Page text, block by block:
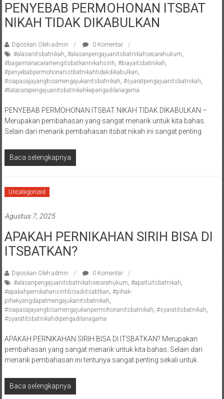
Pengacara
Perceraian/
/
Konsultan
Hukum
/
Konsultan
Hukum
Pajak/
Mediator/
Yogyakarta/Bantul/Sleman/Gunung
Kidul/Wonosari/Wates/Kulonprogo/
Yogyakarta/Jogja/
kalten/Solo/
Sukoharjo/
Batang/Brebes/
Purworejo,
Batu/
Blitar/Surabaya/Palembang/
Bekasi/Jakarta
selatan/
Jakarta
Utara/
Jakarta
Pusat/
Lampung
Barat/
PENYEBAB PERMOHONAN ITSBAT
NIKAH TIDAK DIKABULKAN
Diposkan Oleh:admin
0 Komentar
#alasanitsbatnikah, #alasanpengajuanitsbatnikahsecarahukum,
#bagaimanacaramengitsbatkannikahsirih, #biayaitsbatnikah,
#penyebabpermohonanistbatnikahtidakdikabulkan,
#siapasajayangbisamengajukanitsbatnikah, #syaratpengajuanitsbatnikah,
#tatacarapengajuanitsbatnikahkepangadilanagama
PENYEBAB PERMOHONAN ITSBAT NIKAH TIDAK DIKABULKAN –
Merupakan pembahasan yang sangat menarik untuk kita bahas.
Selain dari menarik pembahasan itsbat nikah ini sangat penting
Baca selengkapnya
Uncategorized
Agustus 7, 2025
APAKAH PERNIKAHAN SIRIH BISA DI
ITSBATKAN?
Diposkan Oleh:admin
0 Komentar
#alasanpengajuanitsbatnikahsecarahukum, #apaituitsbatnikah,
#apakahpernikahansirihbisadiitsabtkan, #pihak-
pihakyangdapatmengajukanitsbatnikah,
#siapasajayangbisamengajukanpermohonanitsbatnikah, #syaratitsbatnikah,
#syaratitsbatnikahdipengadilanagama
APAKAH PERNIKAHAN SIRIH BISA DI ITSBATKAN? Merupakan
pembahasan yang sangat menarik untuk kita bahas. Selain dari
menarik pembahasan ini tentunya sangat penting sekali untuk
Baca selengkapnya